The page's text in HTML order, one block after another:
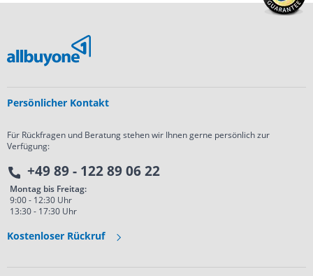
Persönlicher Kontakt
Für Rückfragen und Beratung stehen wir Ihnen gerne persönlich zur
Verfügung:
+49 89 - 122 89 06 22
Montag bis Freitag:
9:00 - 12:30 Uhr
13:30 - 17:30 Uhr
Kostenloser Rückruf